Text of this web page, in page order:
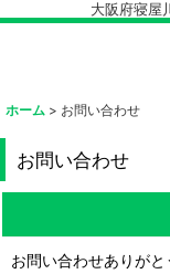
大阪府寝屋川市に店
ホーム > お問い合わせ
お問い合わせ
お問い合わせありがと